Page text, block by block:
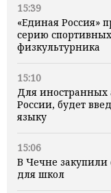
15:39
«Единая Россия»
серию
физкультурника
15:10
Для иностранных
России, будет
языку
15:06
В Чечне закупили
для школ